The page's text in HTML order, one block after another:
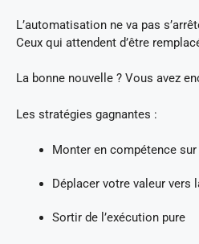
L’automatisation ne va pas
Ceux qui attendent d’être
La bonne nouvelle ? Vous avez
Les stratégies gagnantes :
Monter en compétence sur
Déplacer votre valeur vers
Sortir de l’exécution pure